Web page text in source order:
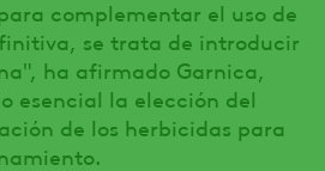
complementar el uso de
se trata de introducir
ha afirmado Garnica,
esencial la elección del
de los herbicidas para